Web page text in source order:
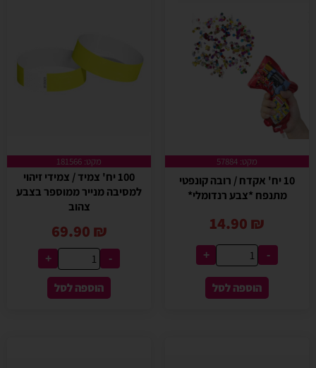
מקט: 57884
10 יח' אקדח / רובה קונפטי
מתנפח *צבע רנדומלי*
14.90 ₪
-
+
הוספה לסל
מקט: 181566
100 יח' צמיד / צמידי זיהוי
למסיבה מנייר ממוספר בצבע
צהוב
69.90 ₪
-
+
הוספה לסל